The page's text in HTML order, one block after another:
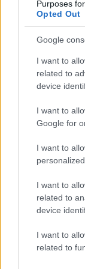
Purposes
Opted Out
Google
I want to
related to
device
I want to
Google for
I want to
I want to
related to
device
I want to
related to
ÉS FŐBB
Fotó: Kalmár
A talaj
agyagban